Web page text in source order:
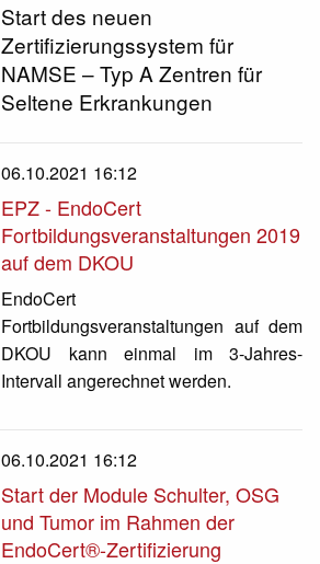
Start des neuen
Zertifizierungssystem für
NAMSE – Typ A Zentren für
Seltene Erkrankungen
06.10.2021 16:12
EPZ - EndoCert
Fortbildungsveranstaltungen 2019
auf dem DKOU
EndoCert
Fortbildungsveranstaltungen auf dem
DKOU kann einmal im 3-Jahres-
Intervall angerechnet werden.
06.10.2021 16:12
Start der Module Schulter, OSG
und Tumor im Rahmen der
EndoCert®-Zertifizierung